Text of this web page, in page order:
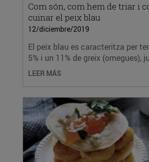
Com són, com hem de triar i
cuinar el peix blau
12/diciembre/2019
El peix blau es caracteritza per
5% i un 11% de greix (omegues),
LEER MÁS